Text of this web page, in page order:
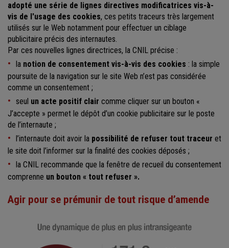
adopté une série de lignes directives modificatrices vis-à-
vis de l'usage des cookies, ces petits traceurs très largement
utilisés sur le Web notamment pour effectuer un ciblage
publicitaire précis des internautes.
Par ces nouvelles lignes directrices, la CNIL précise :
la notion de consentement vis-à-vis des cookies : la simple
poursuite de la navigation sur le site Web n’est pas considérée
comme un consentement ;
seul un acte positif clair comme cliquer sur un bouton «
J’accepte » permet le dépôt d’un cookie publicitaire sur le poste
de l’internaute ;
l’internaute doit avoir la possibilité de refuser tout traceur et
le site doit l’informer sur la finalité des cookies déposés ;
la CNIL recommande que la fenêtre de recueil du consentement
comprenne un bouton « tout refuser ».
Agir pour se prémunir de tout risque d’amende